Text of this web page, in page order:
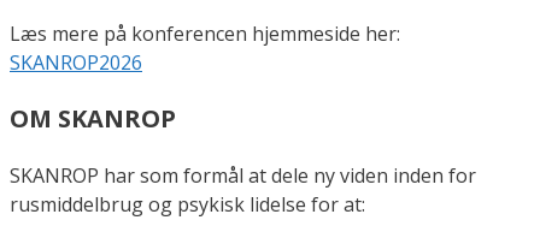
Læs mere på konferencen hjemmeside her:
SKANROP2026
OM SKANROP
SKANROP har som formål at dele ny viden inden for
rusmiddelbrug og psykisk lidelse for at: